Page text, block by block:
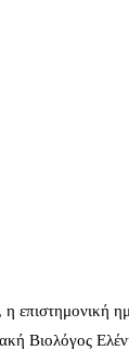
επιστημονική
Βιολόγος